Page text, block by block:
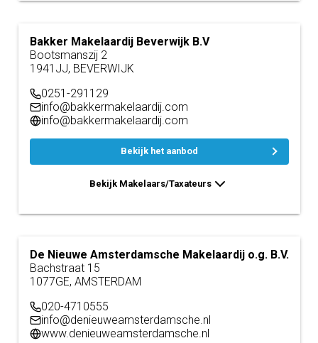
Bakker Makelaardij Beverwijk B.V
Bootsmanszij 2
1941JJ, BEVERWIJK
0251-291129
info@bakkermakelaardij.com
info@bakkermakelaardij.com
Bekijk het aanbod
Bekijk Makelaars/Taxateurs
De Nieuwe Amsterdamsche Makelaardij o.g. B.V.
Bachstraat 15
1077GE, AMSTERDAM
020-4710555
info@denieuweamsterdamsche.nl
www.denieuweamsterdamsche.nl